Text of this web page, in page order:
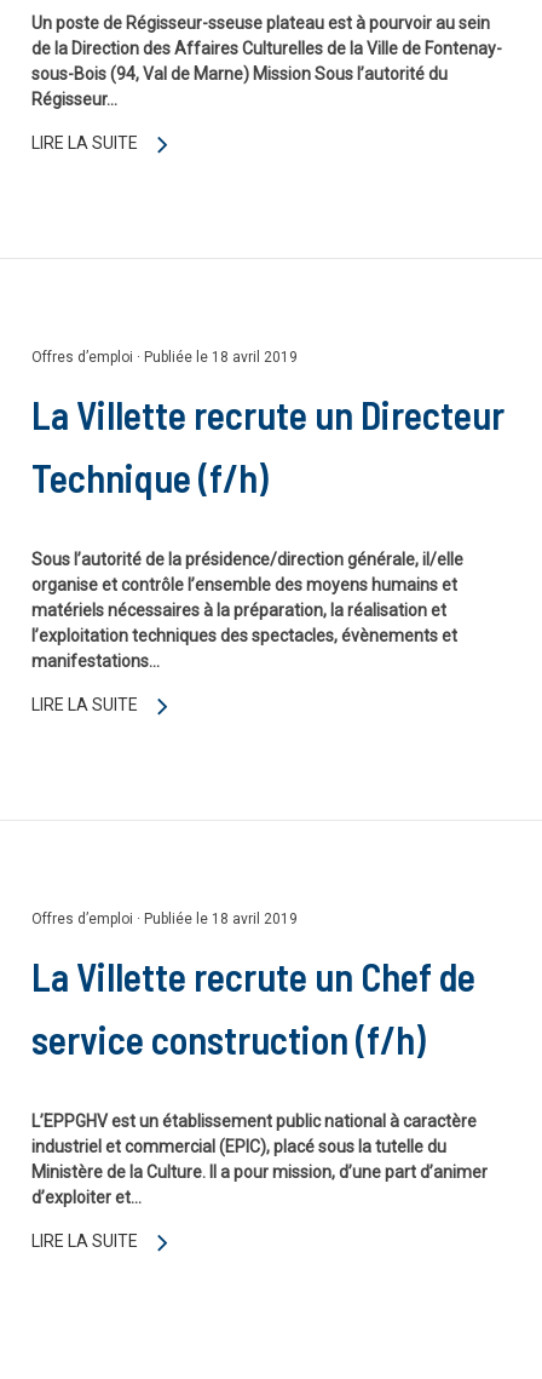
Un poste de Régisseur-sseuse plateau est à pourvoir au sein
de la Direction des Affaires Culturelles de la Ville de Fontenay-
sous-Bois (94, Val de Marne) Mission Sous l’autorité du
Régisseur…
LIRE LA SUITE
Offres d’emploi · Publiée le 18 avril 2019
La Villette recrute un Directeur
Technique (f/h)
Sous l’autorité de la présidence/direction générale, il/elle
organise et contrôle l’ensemble des moyens humains et
matériels nécessaires à la préparation, la réalisation et
l’exploitation techniques des spectacles, évènements et
manifestations…
LIRE LA SUITE
Offres d’emploi · Publiée le 18 avril 2019
La Villette recrute un Chef de
service construction (f/h)
L’EPPGHV est un établissement public national à caractère
industriel et commercial (EPIC), placé sous la tutelle du
Ministère de la Culture. Il a pour mission, d’une part d’animer
d’exploiter et…
LIRE LA SUITE